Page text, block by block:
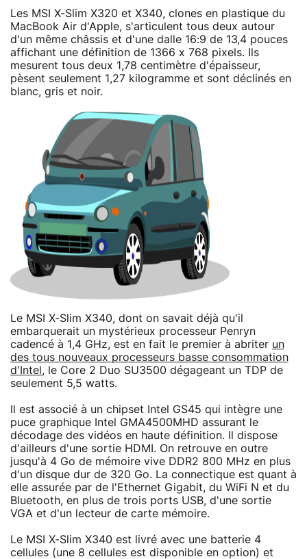
Les MSI X-Slim X320 et X340, clones en plastique du
MacBook Air d'Apple, s'articulent tous deux autour
d'un même châssis et d'une dalle 16:9 de 13,4 pouces
affichant une définition de 1366 x 768 pixels. Ils
mesurent tous deux 1,78 centimètre d'épaisseur,
pèsent seulement 1,27 kilogramme et sont déclinés en
blanc, gris et noir.
Le MSI X-Slim X340, dont on savait déjà qu'il
embarquerait un mystérieux processeur Penryn
cadencé à 1,4 GHz, est en fait le premier à abriter un
des tous nouveaux processeurs basse consommation
d'Intel , le Core 2 Duo SU3500 dégageant un TDP de
seulement 5,5 watts.
Il est associé à un chipset Intel GS45 qui intègre une
puce graphique Intel GMA4500MHD assurant le
décodage des vidéos en haute définition. Il dispose
d'ailleurs d'une sortie HDMI. On retrouve en outre
jusqu'à 4 Go de mémoire vive DDR2 800 MHz en plus
d'un disque dur de 320 Go. La connectique est quant à
elle assurée par de l'Ethernet Gigabit, du WiFi N et du
Bluetooth, en plus de trois ports USB, d'une sortie
VGA et d'un lecteur de carte mémoire.
Le MSI X-Slim X340 est livré avec une batterie 4
cellules (une 8 cellules est disponible en option) et